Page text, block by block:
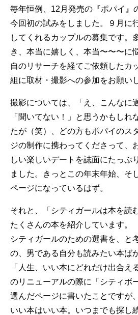
毎年恒例、12月発売の『ポパイ』
今回初の試みをしました。９月に
してくれるカップルの募集です。
き、本当に嬉しく、本当〜〜〜に
自のリサーチを経てご依頼したカ
組に取材・撮影への参加をお願い
撮影については、「え、こんなに
「聞いてない！」と思うかもしれ
たが（笑）、どの方もポパイのス
ジの制作に携わってくださって、
しい楽しいデートを誌面にたっぷ
ました。きっとこの年末年始、そ
ページになっているはず。
それと、「シティガールは本を読
たくさんの本を紹介しています。
シティガールのための選書を、と
の、男である自分も読みたい本ば
「人生、いい本にどれだけ出合え
のリニューアルの際に「シティボ
選んだページに書いたことですが
いい本はいい本。いつまでも探し